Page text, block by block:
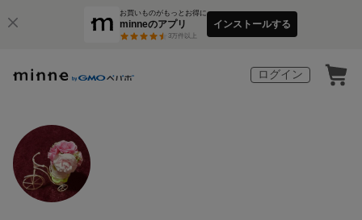
お買いものがもっとお得に
minneのアプリ
3万件以上
インストールする
ログイン